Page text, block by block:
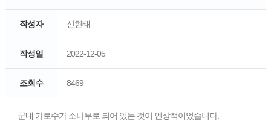
작성자 신현태
작성일 2022-12-05
조회수 8469
군내 가로수가 소나무로 되어 있는 것이 인상적이었습니다.